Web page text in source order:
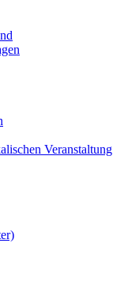
Veranstaltung